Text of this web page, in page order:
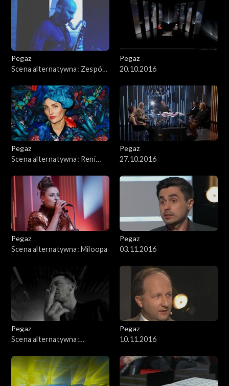
Pegaz
Scena alternatywna: Zespół
Pegaz
20.10.2016
Pegaz
Scena alternatywna: Reni
Pegaz
27.10.2016
Pegaz
Scena alternatywna: Miloopa
Pegaz
03.11.2016
Pegaz
Scena alternatywna:
gośćmi
Pegaz
10.11.2016